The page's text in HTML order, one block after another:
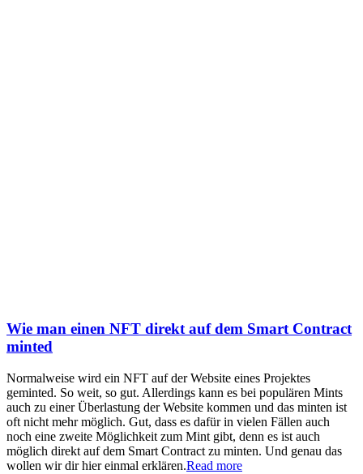
Wie man einen NFT direkt auf dem Smart Contract
minted
Normalweise wird ein NFT auf der Website eines Projektes
geminted. So weit, so gut. Allerdings kann es bei populären Mints
auch zu einer Überlastung der Website kommen und das minten ist
oft nicht mehr möglich. Gut, dass es dafür in vielen Fällen auch
noch eine zweite Möglichkeit zum Mint gibt, denn es ist auch
möglich direkt auf dem Smart Contract zu minten. Und genau das
wollen wir dir hier einmal erklären.Read more